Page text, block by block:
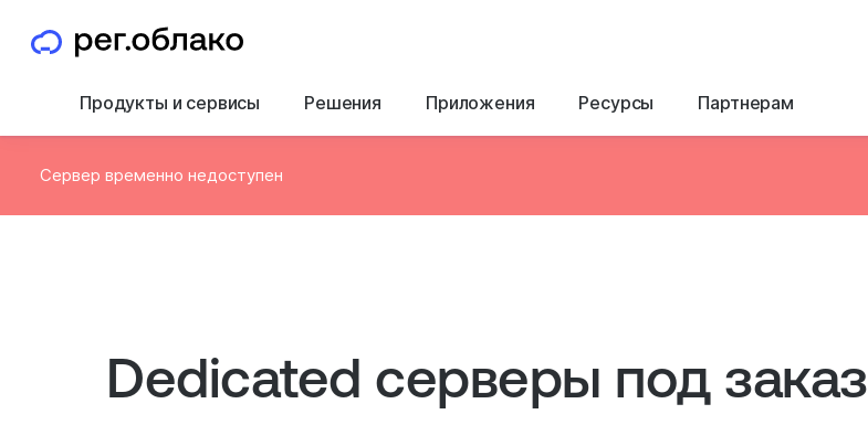
Продукты и сервисы Решения Приложения Ресурсы Партнерам
Сервер временно недоступен
Dedicated серверы под заказ